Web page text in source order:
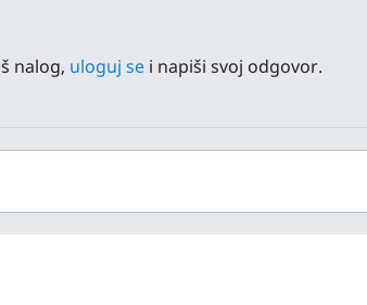
nalog, uloguj se i napiši svoj odgovor.